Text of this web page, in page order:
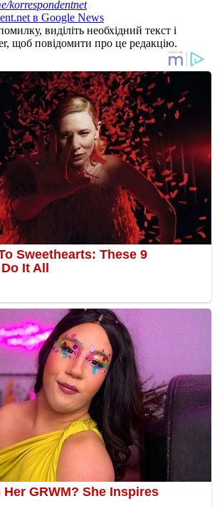
korrespondentnet
в Google News
виділіть необхідний текст і
щоб повідомити про це редакцію.